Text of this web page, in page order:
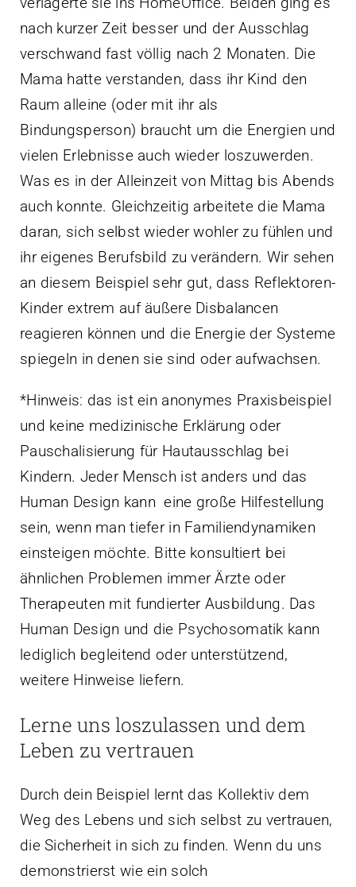
nach kurzer Zeit besser und der Ausschlag
verschwand fast völlig nach 2 Monaten. Die
Mama hatte verstanden, dass ihr Kind den
Raum alleine (oder mit ihr als
Bindungsperson) braucht um die Energien und
vielen Erlebnisse auch wieder loszuwerden.
Was es in der Alleinzeit von Mittag bis Abends
auch konnte. Gleichzeitig arbeitete die Mama
daran, sich selbst wieder wohler zu fühlen und
ihr eigenes Berufsbild zu verändern. Wir sehen
an diesem Beispiel sehr gut, dass Reflektoren-
Kinder extrem auf äußere Disbalancen
reagieren können und die Energie der Systeme
spiegeln in denen sie sind oder aufwachsen.
*Hinweis: das ist ein anonymes Praxisbeispiel
und keine medizinische Erklärung oder
Pauschalisierung für Hautausschlag bei
Kindern. Jeder Mensch ist anders und das
Human Design kann eine große Hilfestellung
sein, wenn man tiefer in Familiendynamiken
einsteigen möchte. Bitte konsultiert bei
ähnlichen Problemen immer Ärzte oder
Therapeuten mit fundierter Ausbildung. Das
Human Design und die Psychosomatik kann
lediglich begleitend oder unterstützend,
weitere Hinweise liefern.
Lerne uns loszulassen und dem
Leben zu vertrauen
Durch dein Beispiel lernt das Kollektiv dem
Weg des Lebens und sich selbst zu vertrauen,
die Sicherheit in sich zu finden. Wenn du uns
demonstrierst wie ein solch